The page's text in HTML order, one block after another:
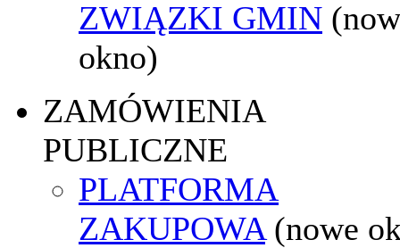
ZWIĄZKI GMIN
okno)
ZAMÓWIENIA
PUBLICZNE
PLATFORMA
ZAKUPOWA (nowe